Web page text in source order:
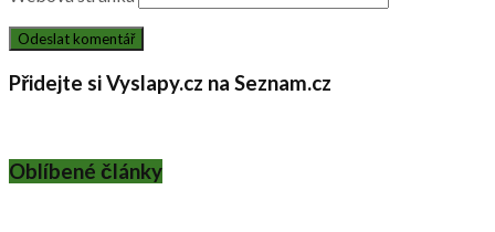
Přidejte si Vyslapy.cz na Seznam.cz
Oblíbené články